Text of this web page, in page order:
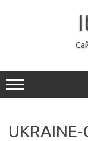
UKRAINE-